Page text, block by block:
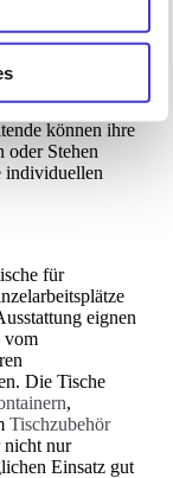
mehr
in
werden,
eine
können ihre
oder Stehen
individuellen
für
eignen
vom
Die Tische
,
Tischzubehör
nicht nur
Einsatz gut